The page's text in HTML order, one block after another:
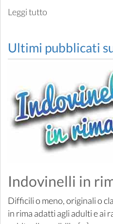
Leggi tutto
Ultimi pubblicati
Indovinelli in
Difficili o meno, originali o
in rima adatti agli adulti e ai